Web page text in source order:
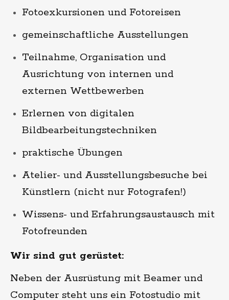
Fotoexkursionen und Fotoreisen
gemeinschaftliche Ausstellungen
Teilnahme, Organisation und
Ausrichtung von internen und
externen Wettbewerben
Erlernen von digitalen
Bildbearbeitungstechniken
praktische Übungen
Atelier- und Ausstellungsbesuche bei
Künstlern (nicht nur Fotografen!)
Wissens- und Erfahrungsaustausch mit
Fotofreunden
Wir sind gut gerüstet:
Neben der Ausrüstung mit Beamer und
Computer steht uns ein Fotostudio mit